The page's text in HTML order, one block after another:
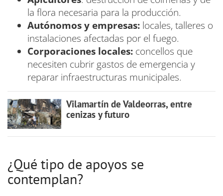
la flora necesaria para la producción.
Autónomos y empresas: locales, talleres o
instalaciones afectadas por el fuego.
Corporaciones locales: concellos que
necesiten cubrir gastos de emergencia y
reparar infraestructuras municipales.
Vilamartín de Valdeorras, entre
cenizas y futuro
¿Qué tipo de apoyos se
contemplan?